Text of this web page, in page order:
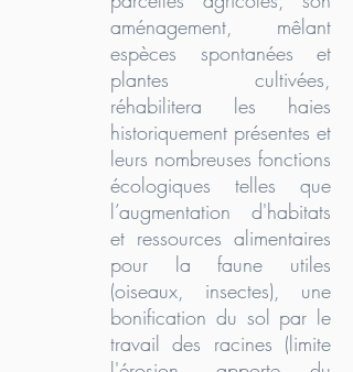
aménagement, mêlant
espèces spontanées et
plantes cultivées,
réhabilitera les haies
historiquement présentes et
leurs nombreuses fonctions
écologiques telles que
l’augmentation d'habitats
et ressources alimentaires
pour la faune utiles
(oiseaux, insectes), une
bonification du sol par le
travail des racines (limite